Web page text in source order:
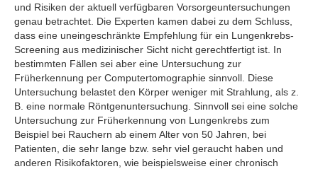
und Risiken der aktuell verfügbaren Vorsorgeuntersuchungen
genau betrachtet. Die Experten kamen dabei zu dem Schluss,
dass eine uneingeschränkte Empfehlung für ein Lungenkrebs-
Screening aus medizinischer Sicht nicht gerechtfertigt ist. In
bestimmten Fällen sei aber eine Untersuchung zur
Früherkennung per Computertomographie sinnvoll. Diese
Untersuchung belastet den Körper weniger mit Strahlung, als z.
B. eine normale Röntgenuntersuchung. Sinnvoll sei eine solche
Untersuchung zur Früherkennung von Lungenkrebs zum
Beispiel bei Rauchern ab einem Alter von 50 Jahren, bei
Patienten, die sehr lange bzw. sehr viel geraucht haben und
anderen Risikofaktoren, wie beispielsweise einer chronisch